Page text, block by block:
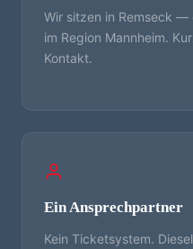
Wir sitzen in Remseck
im Region Mannheim.
Kontakt.
Ein Ansprechpartner
Kein Ticketsystem.